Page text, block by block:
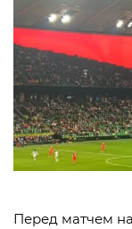
Перед матчем